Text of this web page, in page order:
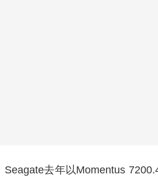
Seagate去年以Momentus